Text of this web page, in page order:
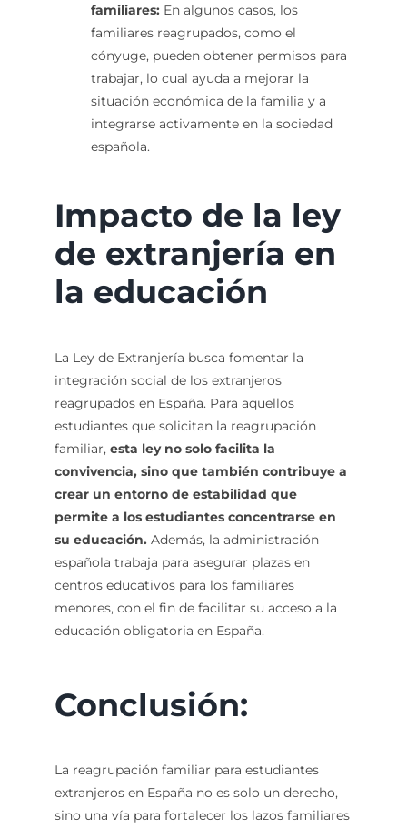
familiares:En algunos casos, los
familiares reagrupados, como el
cónyuge, pueden obtener permisos para
trabajar, lo cual ayuda a mejorar la
situación económica de la familia y a
integrarse activamente en la sociedad
española.
Impacto de la ley
de extranjería en
la educación
La Ley de Extranjería busca fomentar la
integración social de los extranjeros
reagrupados en España. Para aquellos
estudiantes que solicitan la reagrupación
familiar,esta ley no solo facilita la
convivencia, sino que también contribuye a
crear un entorno de estabilidad que
permite a los estudiantes concentrarse en
su educación.Además, la administración
española trabaja para asegurar plazas en
centros educativos para los familiares
menores, con el fin de facilitar su acceso a la
educación obligatoria en España.
Conclusión:
La reagrupación familiar para estudiantes
extranjeros en España no es solo un derecho,
sino una vía para fortalecer los lazos familiares